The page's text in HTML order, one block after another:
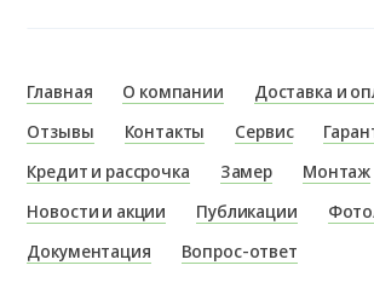
Главная О компании
Доставка и
Отзывы
Контакты Сервис
Кредит и рассрочка
Замер
Монтаж
Новости и акции
Публикации
Документация
Вопрос-ответ